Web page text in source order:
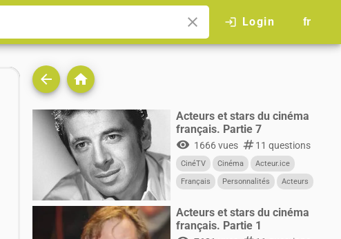
close login Login fr
arrow_back home
Acteurs et stars du cinéma
français. Partie 7
visibility 1666 vues numbers11 questions
CinéTV Cinéma
Acteur.ice
Français
Personnalités Acteurs
Acteurs et stars du cinéma
français. Partie 1